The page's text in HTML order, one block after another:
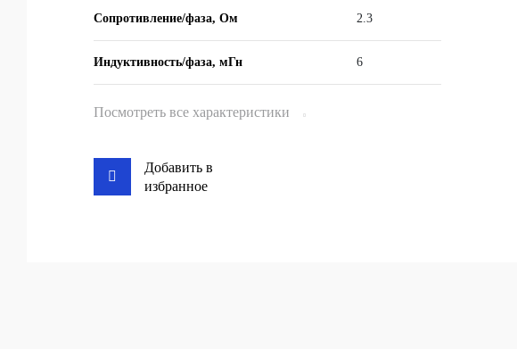
Сопротивление/фаза, Ом 2.3
Индуктивность/фаза, мГн 6
Посмотреть все характеристики
Добавить в
избранное